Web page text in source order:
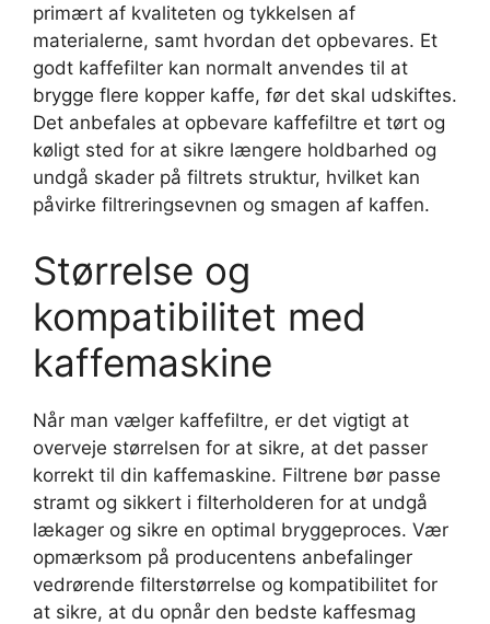
primært af kvaliteten og tykkelsen af
materialerne, samt hvordan det opbevares. Et
godt kaffefilter kan normalt anvendes til at
brygge flere kopper kaffe, før det skal udskiftes.
Det anbefales at opbevare kaffefiltre et tørt og
køligt sted for at sikre længere holdbarhed og
undgå skader på filtrets struktur, hvilket kan
påvirke filtreringsevnen og smagen af kaffen.
Størrelse og
kompatibilitet med
kaffemaskine
Når man vælger kaffefiltre, er det vigtigt at
overveje størrelsen for at sikre, at det passer
korrekt til din kaffemaskine. Filtrene bør passe
stramt og sikkert i filterholderen for at undgå
lækager og sikre en optimal bryggeproces. Vær
opmærksom på producentens anbefalinger
vedrørende filterstørrelse og kompatibilitet for
at sikre, at du opnår den bedste kaffesmag